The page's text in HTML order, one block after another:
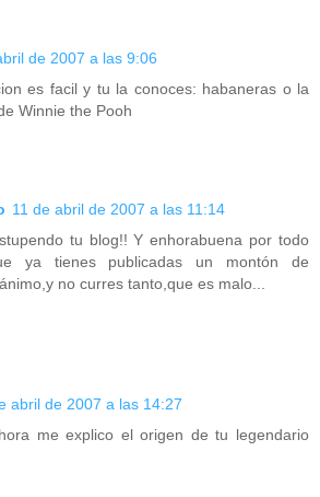
de 2007 a las 9:06
es facil y tu la conoces: habaneras o la
Winnie the Pooh
11 de abril de 2007 a las 11:14
tu blog!! Y enhorabuena por todo
ya tienes publicadas un montón de
no curres tanto,que es malo...
abril de 2007 a las 14:27
me explico el origen de tu legendario